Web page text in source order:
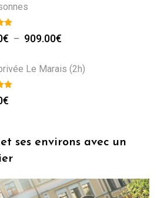
€ – 909.00€
Le Marais (2h)
€
ses environs avec un